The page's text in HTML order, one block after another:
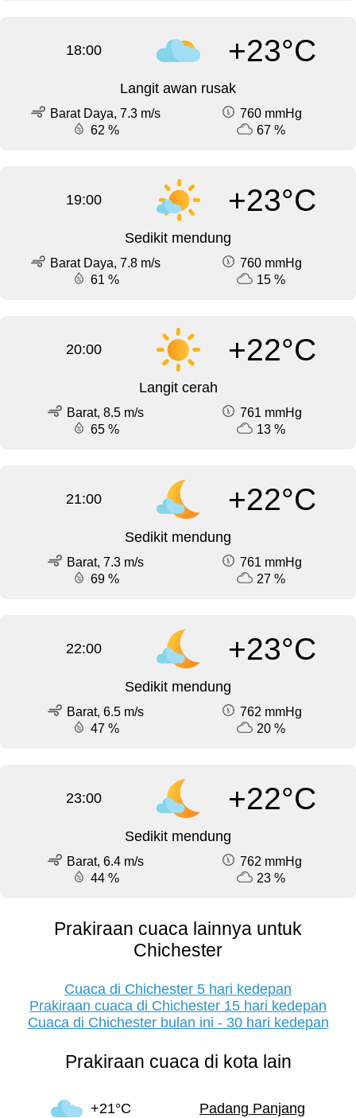
18:00 +23°C
Langit awan rusak
Barat Daya, 7.3 m/s
760 mmHg
62 %
67 %
19:00 +23°C
Sedikit mendung
Barat Daya, 7.8 m/s
760 mmHg
61 %
15 %
20:00 +22°C
Langit cerah
Barat, 8.5 m/s
761 mmHg
65 %
13 %
21:00 +22°C
Sedikit mendung
Barat, 7.3 m/s
761 mmHg
69 %
27 %
22:00 +23°C
Sedikit mendung
Barat, 6.5 m/s
762 mmHg
47 %
20 %
23:00 +22°C
Sedikit mendung
Barat, 6.4 m/s
762 mmHg
44 %
23 %
Prakiraan cuaca lainnya untuk
Chichester
Cuaca di Chichester 5 hari kedepan
Prakiraan cuaca di Chichester 15 hari kedepan
Cuaca di Chichester bulan ini - 30 hari kedepan
Prakiraan cuaca di kota lain
+21°C
Padang Panjang